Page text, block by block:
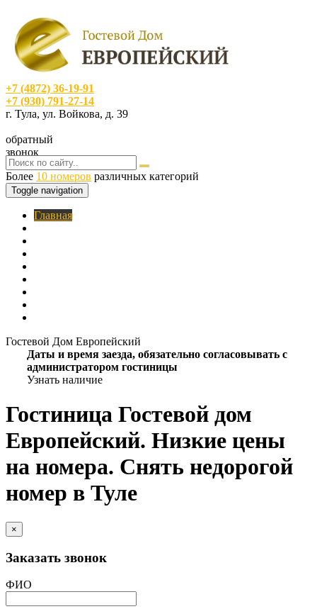
+7 (4872) 36-19-91
+7 (930) 791-27-14
г. Тула, ул. Войкова, д. 39
обратный
звонок
Более 10 номеров различных категорий
Toggle navigation
Главная
Гостевой Дом Европейский
Даты и время заезда, обязательно согласовывать с
администратором гостиницы
Узнать наличие
Гостиница Гостевой дом
Европейский. Низкие цены
на номера. Снять недорогой
номер в Туле
×
Заказать звонок
ФИО